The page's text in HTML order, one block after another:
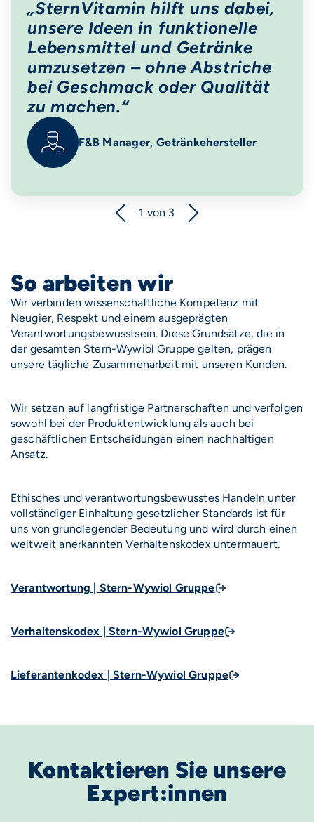
„SternVitamin hilft uns dabei,
unsere Ideen in funktionelle
Lebensmittel und Getränke
umzusetzen – ohne Abstriche
bei Geschmack oder Qualität
zu machen.“
F&B Manager, Getränkehersteller
1 von 3
So arbeiten wir
Wir verbinden wissenschaftliche Kompetenz mit
Neugier, Respekt und einem ausgeprägten
Verantwortungsbewusstsein. Diese Grundsätze, die in
der gesamten Stern-Wywiol Gruppe gelten, prägen
unsere tägliche Zusammenarbeit mit unseren Kunden.
Wir setzen auf langfristige Partnerschaften und verfolgen
sowohl bei der Produktentwicklung als auch bei
geschäftlichen Entscheidungen einen nachhaltigen
Ansatz.
Ethisches und verantwortungsbewusstes Handeln unter
vollständiger Einhaltung gesetzlicher Standards ist für
uns von grundlegender Bedeutung und wird durch einen
weltweit anerkannten Verhaltenskodex untermauert.
Verantwortung | Stern-Wywiol Gruppe
Verhaltenskodex | Stern-Wywiol Gruppe
Lieferantenkodex | Stern-Wywiol Gruppe
Kontaktieren Sie unsere
Expert:innen